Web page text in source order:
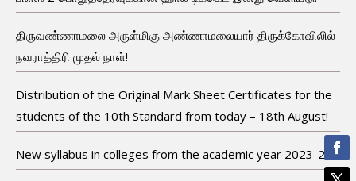
திருவண்ணாமலை அருள்மிகு அண்ணாமலையார் திருக்கோவிலில்
நவராத்திரி முதல் நாள்!
Distribution of the Original Mark Sheet Certificates for the
students of the 10th Standard from today – 18th August!
New syllabus in colleges from the academic year 2023-24!